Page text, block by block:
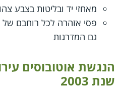
מאחזי יד ובליטות בצבע
פסי אזהרה לכל רוחבם של
גם המדרגות
הנגשת אוטובוסים
שנת 2003